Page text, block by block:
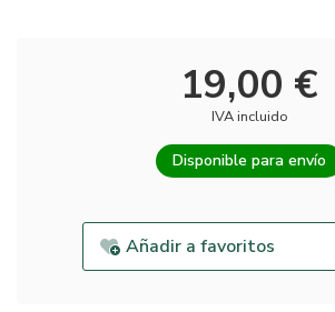
19,00 €
IVA incluido
Disponible para envío
Añadir a favoritos